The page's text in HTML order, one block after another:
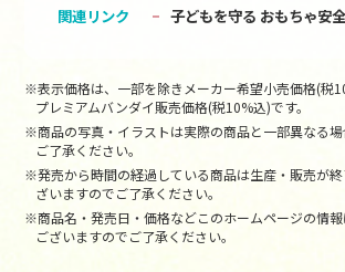
関連リンク
子どもを守る おもちゃ安
※表示価格は、一部を除きメーカー希望小売価格(税
プレミアムバンダイ販売価格(税10%込)です。
※商品の写真・イラストは実際の商品と一部異なる
ご了承ください。
※発売から時間の経過している商品は生産・販売が
ざいますのでご了承ください。
※商品名・発売日・価格などこのホームページの情
ございますのでご了承ください。